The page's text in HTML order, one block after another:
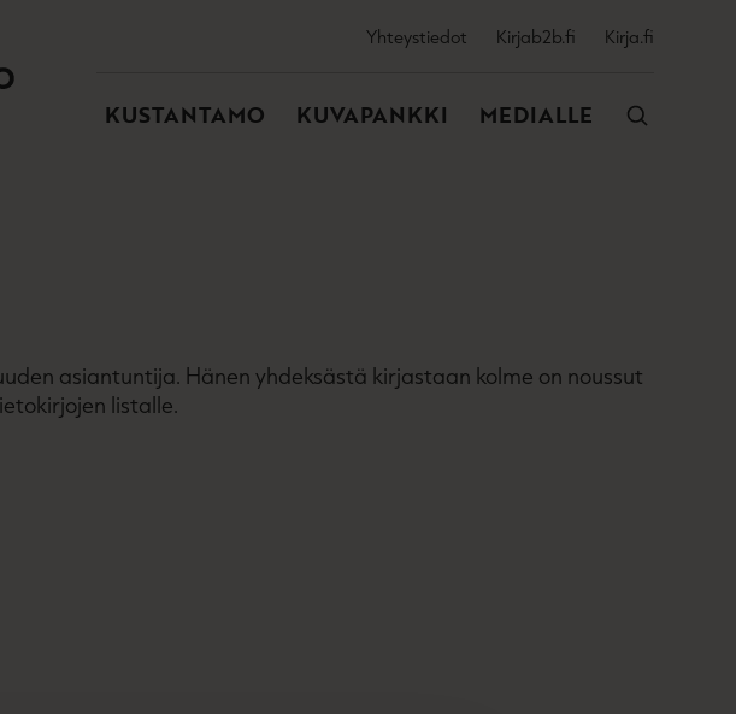
TOISSIJAINEN
Yhteystiedot Kirjab2b.fi Kirja.fi
PÄÄVALIKKO
KUSTANTAMO KUVAPANKKI MEDIALLE
asiantuntija. Hänen yhdeksästä kirjastaan kolme on noussut
listalle.